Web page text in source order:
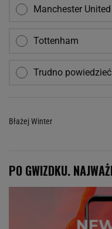
Manchester United
Tottenham
Trudno powiedzieć
Błażej Winter